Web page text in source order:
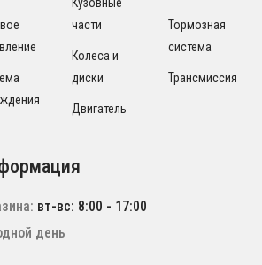
части
Колеса и
диски
Двигатель
Тормозная
система
Трансмиссия
вт-вс: 8:00 - 17:00
день